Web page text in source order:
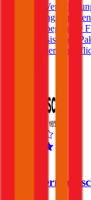
Die Muki
können unbegrenzte
und ein Assistance-
23 fällt in der